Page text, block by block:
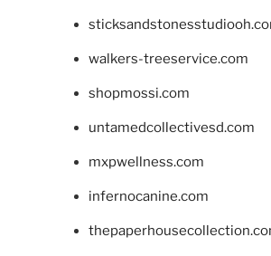
walkers-treeservice.com
shopmossi.com
untamedcollectivesd.com
mxpwellness.com
infernocanine.com